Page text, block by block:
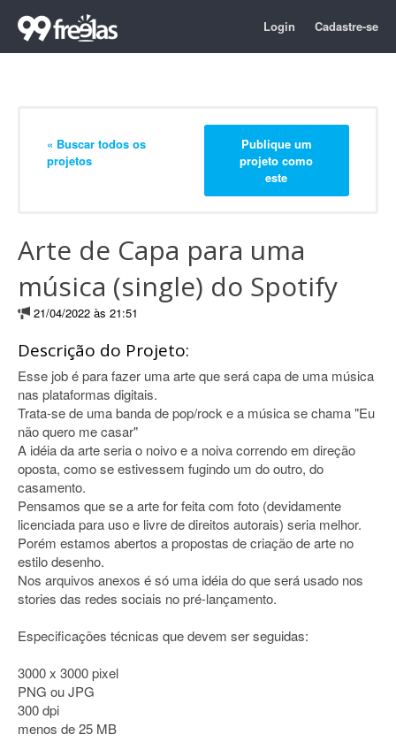
Login Cadastre-se
« Buscar todos os
projetos
Publique um
projeto como
este
Arte de Capa para uma
música (single) do Spotify
21/04/2022 às 21:51
Descrição do Projeto:
Esse job é para fazer uma arte que será capa de uma música
nas plataformas digitais.
Trata-se de uma banda de pop/rock e a música se chama "Eu
não quero me casar"
A idéia da arte seria o noivo e a noiva correndo em direção
oposta, como se estivessem fugindo um do outro, do
casamento.
Pensamos que se a arte for feita com foto (devidamente
licenciada para uso e livre de direitos autorais) seria melhor.
Porém estamos abertos a propostas de criação de arte no
estilo desenho.
Nos arquivos anexos é só uma idéia do que será usado nos
stories das redes sociais no pré-lançamento.
Especificações técnicas que devem ser seguidas:
3000 x 3000 pixel
PNG ou JPG
300 dpi
menos de 25 MB